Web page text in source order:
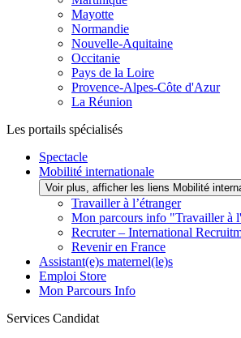
Mayotte
Normandie
Nouvelle-Aquitaine
Occitanie
Pays de la Loire
Provence-Alpes-Côte d'Azur
La Réunion
Les portails spécialisés
Spectacle
Mobilité internationale
Voir plus, afficher les liens Mobilité
Travailler à l’étranger
Mon parcours info "Travailler à
Recruter – International
Revenir en France
Assistant(e)s maternel(le)s
Emploi Store
Mon Parcours Info
Services Candidat